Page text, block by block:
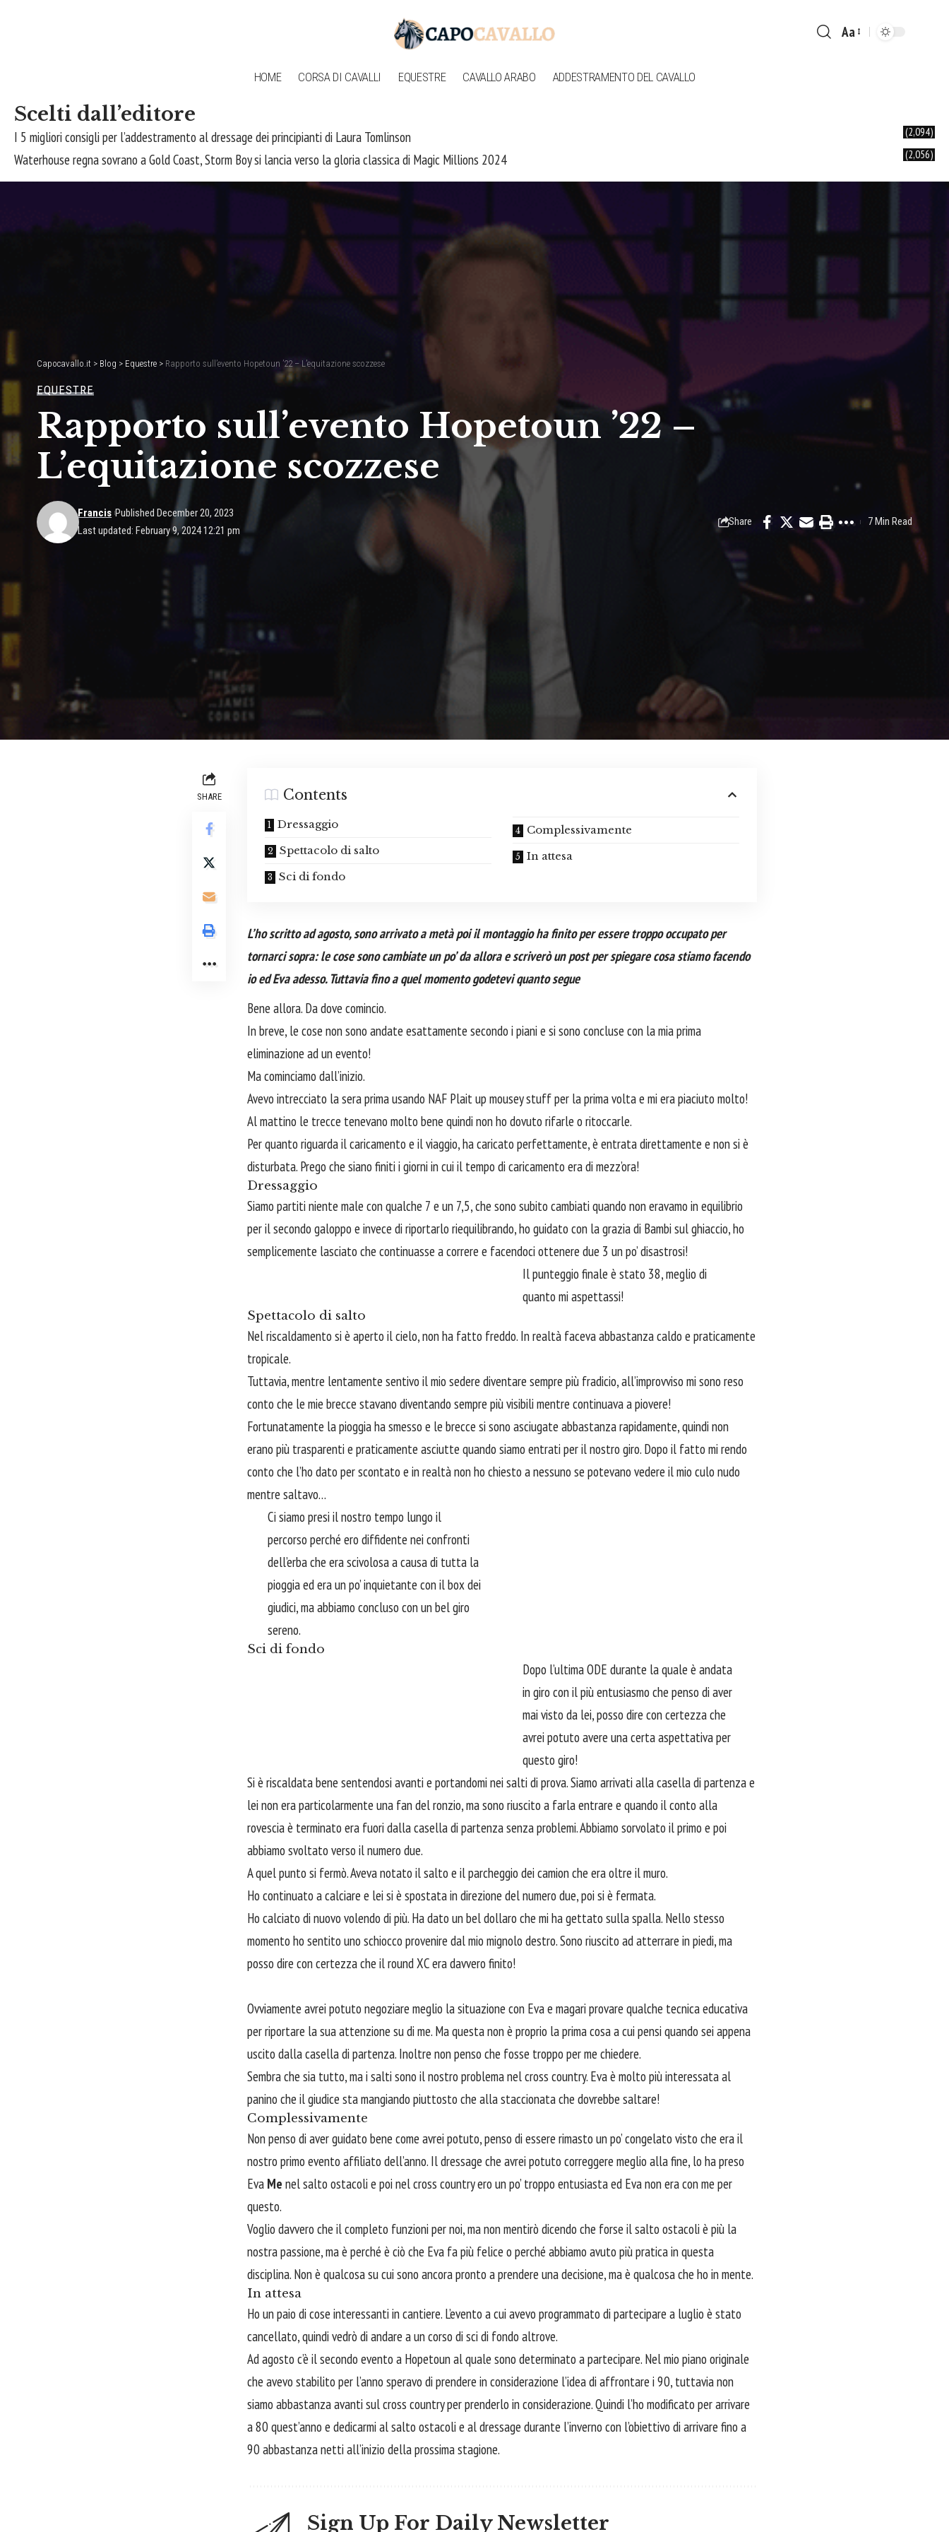
Font
Aa
HOME CORSA DI CAVALLI EQUESTRE CAVALLO ARABO ADDESTRAMENTO DEL CAVALLO
Scelti dall’editore
I 5 migliori consigli per l’addestramento al dressage dei principianti di Laura Tomlinson (2,094)
Waterhouse regna sovrano a Gold Coast, Storm Boy si lancia verso la gloria classica di Magic Millions 2024 (2,056)
Capocavallo.it > Blog > Equestre > Rapporto sull’evento Hopetoun ’22 – L’equitazione scozzese
EQUESTRE
Rapporto sull’evento Hopetoun ’22 –
L’equitazione scozzese
Last updated: February 9, 2024 12:21 pm
Francis Published December 20, 2023
Share 7 Min Read
SHARE Contents
Dressaggio
Spettacolo di salto
Sci di fondo
Complessivamente
In attesa
L’ho scritto ad agosto, sono arrivato a metàpoi il montaggio ha finito per essere troppo occupato per
tornarci sopra: le cose sono cambiate un po’ da allora e scriverò un post per spiegare cosa stiamo facendo
io ed Eva adesso. Tuttavia fino a quel momento godetevi quanto segue
Bene allora. Da dove comincio.
In breve, le cose non sono andate esattamente secondo i piani e si sono concluse con la mia prima
eliminazione ad un evento!
Ma cominciamo dall’inizio.
Avevo intrecciato la sera prima usando NAF Plait up mousey stuff per la prima volta e mi era piaciuto molto!
Al mattino le trecce tenevano molto bene quindi non ho dovuto rifarle o ritoccarle.
Per quanto riguarda il caricamento e il viaggio, ha caricato perfettamente, è entrata direttamente e non si è
disturbata. Prego che siano finiti i giorni in cui il tempo di caricamento era di mezz’ora!
Dressaggio
Siamo partiti niente male con qualche 7 e un 7,5, che sono subito cambiati quando non eravamo in equilibrio
per il secondo galoppo e invece di riportarlo riequilibrando, ho guidato con la grazia di Bambi sul ghiaccio, ho
semplicemente lasciato che continuasse a correre e facendoci ottenere due 3 un po’ disastrosi!
Il punteggio finale è stato 38, meglio di
quanto mi aspettassi!
Spettacolo di salto
Nel riscaldamento si è aperto il cielo, non ha fatto freddo. In realtà faceva abbastanza caldo e praticamente
tropicale.
Tuttavia, mentre lentamente sentivo il mio sedere diventare sempre più fradicio, all’improvviso mi sono reso
conto che le mie brecce stavano diventando sempre più visibili mentre continuava a piovere!
Fortunatamente la pioggia ha smesso e le brecce si sono asciugate abbastanza rapidamente, quindi non
erano più trasparenti e praticamente asciutte quando siamo entrati per il nostro giro. Dopo il fatto mi rendo
conto che l’ho dato per scontato e in realtà non ho chiesto a nessuno se potevano vedere il mio culo nudo
mentre saltavo…
Ci siamo presi il nostro tempo lungo il
percorso perché ero diffidente nei confronti
dell’erba che era scivolosa a causa di tutta la
pioggia ed era un po’ inquietante con il box dei
giudici, ma abbiamo concluso con un bel giro
sereno.
Sci di fondo
Dopo l’ultima ODE durante la quale è andata
in giro con il più entusiasmo che penso di aver
mai visto da lei, posso dire con certezza che
avrei potuto avere una certa aspettativa per
questo giro!
Si è riscaldata bene sentendosi avanti e portandomi nei salti di prova. Siamo arrivati ​​alla casella di partenza e
lei non era particolarmente una fan del ronzio, ma sono riuscito a farla entrare e quando il conto alla
rovescia è terminato era fuori dalla casella di partenza senza problemi. Abbiamo sorvolato il primo e poi
abbiamo svoltato verso il numero due.
A quel punto si fermò. Aveva notato il salto e il parcheggio dei camion che era oltre il muro.
Ho continuato a calciare e lei si è spostata in direzione del numero due, poi si è fermata.
Ho calciato di nuovo volendo di più. Ha dato un bel dollaro che mi ha gettato sulla spalla. Nello stesso
momento ho sentito uno schiocco provenire dal mio mignolo destro. Sono riuscito ad atterrare in piedi, ma
posso dire con certezza che il round XC era davvero finito!
Ovviamente avrei potuto negoziare meglio la situazione con Eva e magari provare qualche tecnica educativa
per riportare la sua attenzione su di me. Ma questa non è proprio la prima cosa a cui pensi quando sei appena
uscito dalla casella di partenza. Inoltre non penso che fosse troppo per me chiedere.
Sembra che sia tutto, ma i salti sono il nostro problema nel cross country. Eva è molto più interessata al
panino che il giudice sta mangiando piuttosto che alla staccionata che dovrebbe saltare!
Complessivamente
Non penso di aver guidato bene come avrei potuto, penso di essere rimasto un po’ congelato visto che era il
nostro primo evento affiliato dell’anno. Il dressage che avrei potuto correggere meglio alla fine, lo ha preso
Eva Me nel salto ostacoli e poi nel cross country ero un po’ troppo entusiasta ed Eva non era con me per
questo.
Voglio davvero che il completo funzioni per noi, ma non mentirò dicendo che forse il salto ostacoli è più la
nostra passione, ma è perché è ciò che Eva fa più felice o perché abbiamo avuto più pratica in questa
disciplina. Non è qualcosa su cui sono ancora pronto a prendere una decisione, ma è qualcosa che ho in mente.
In attesa
Ho un paio di cose interessanti in cantiere. L’evento a cui avevo programmato di partecipare a luglio è stato
cancellato, quindi vedrò di andare a un corso di sci di fondo altrove.
Ad agosto c’è il secondo evento a Hopetoun al quale sono determinato a partecipare. Nel mio piano originale
che avevo stabilito per l’anno speravo di prendere in considerazione l’idea di affrontare i 90, tuttavia non
siamo abbastanza avanti sul cross country per prenderlo in considerazione. Quindi l’ho modificato per arrivare
a 80 quest’anno e dedicarmi al salto ostacoli e al dressage durante l’inverno con l’obiettivo di arrivare fino a
90 abbastanza netti all’inizio della prossima stagione.
Sign Up For Daily Newsletter